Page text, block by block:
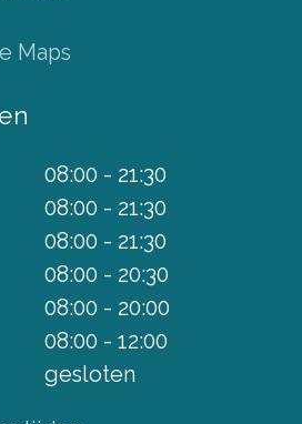
Maps
08:00 - 21:30
08:00 - 21:30
08:00 - 21:30
08:00 - 20:30
08:00 - 20:00
08:00 - 12:00
gesloten